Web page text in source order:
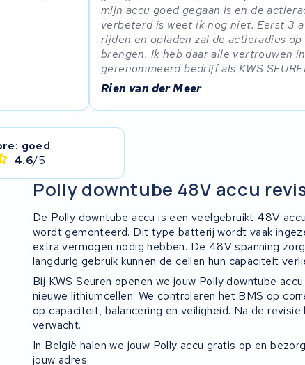
mijn accu goed gegaan is en de
verbeterd is weet ik nog niet. Eerst 3
rijden en opladen zal de actieradius op
brengen. Ik heb daar alle vertrouwen
gerenommeerd bedrijf als KWS
Rien van der Meer
goed
4.6/5
Polly downtube 48V accu
De Polly downtube accu is een veelgebruikt 48V
wordt gemonteerd. Dit type batterij wordt vaak
extra vermogen nodig hebben. De 48V spanning
langdurig gebruik kunnen de cellen hun capaciteit
Bij KWS Seuren openen we jouw Polly downtube
nieuwe lithiumcellen. We controleren het BMS op
op capaciteit, balancering en veiligheid. Na de
verwacht.
In België halen we jouw Polly accu gratis op en
jouw adres.